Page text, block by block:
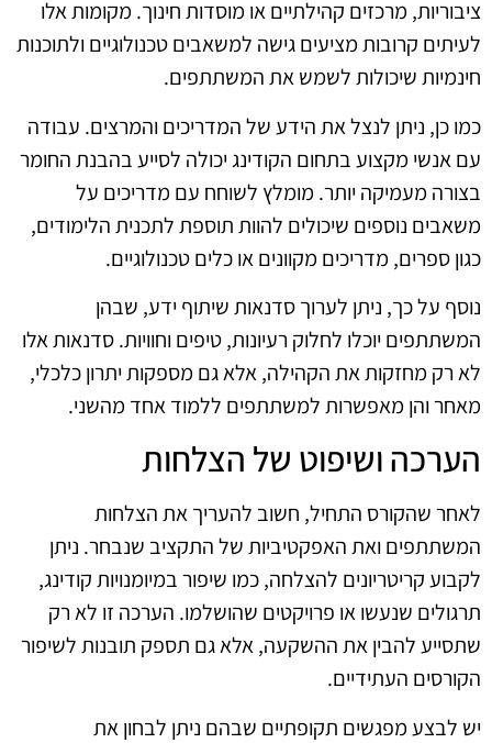
ציבוריות, מרכזים קהילתיים או מוסדות חינוך. מקומות אלו
לעיתים קרובות מציעים גישה למשאבים טכנולוגיים ולתוכנות
חינמיות שיכולות לשמש את המשתתפים.
כמו כן, ניתן לנצל את הידע של המדריכים והמרצים. עבודה
עם אנשי מקצוע בתחום הקודינג יכולה לסייע בהבנת החומר
בצורה מעמיקה יותר. מומלץ לשוחח עם מדריכים על
משאבים נוספים שיכולים להוות תוספת לתכנית הלימודים,
כגון ספרים, מדריכים מקוונים או כלים טכנולוגיים.
נוסף על כך, ניתן לערוך סדנאות שיתוף ידע, שבהן
המשתתפים יוכלו לחלוק רעיונות, טיפים וחוויות. סדנאות אלו
לא רק מחזקות את הקהילה, אלא גם מספקות יתרון כלכלי,
מאחר והן מאפשרות למשתתפים ללמוד אחד מהשני.
הערכה ושיפוט של הצלחות
לאחר שהקורס התחיל, חשוב להעריך את הצלחות
המשתתפים ואת האפקטיביות של התקציב שנבחר. ניתן
לקבוע קריטריונים להצלחה, כמו שיפור במיומנויות קודינג,
תרגולים שנעשו או פרויקטים שהושלמו. הערכה זו לא רק
שתסייע להבין את ההשקעה, אלא גם תספק תובנות לשיפור
הקורסים העתידיים.
יש לבצע מפגשים תקופתיים שבהם ניתן לבחון את